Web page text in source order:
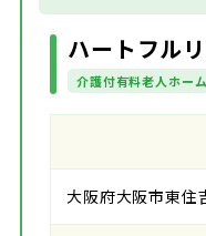
ハートフル
介護付有料老人ホーム
大阪府大阪市東